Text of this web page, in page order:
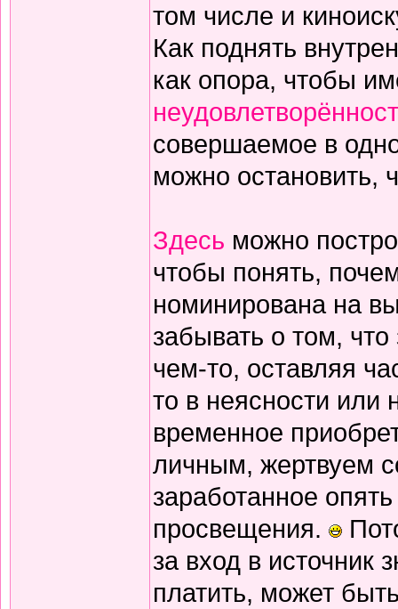
том числе и
Как поднять
как опора, чтобы
совершаемое в
можно остановить,
Здесь можно
чтобы понять,
номинирована на
забывать о том,
чем-то, оставляя
то в неясности или
временное
личным, жертвуем
заработанное
просвещения.
за вход в источник
платить, может